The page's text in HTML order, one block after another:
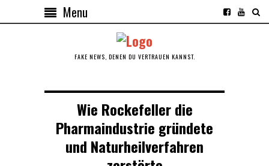
Menu
FAKE NEWS, DENEN DU VERTRAUEN KANNST.
Wie Rockefeller die
Pharmaindustrie gründete
und Naturheilverfahren